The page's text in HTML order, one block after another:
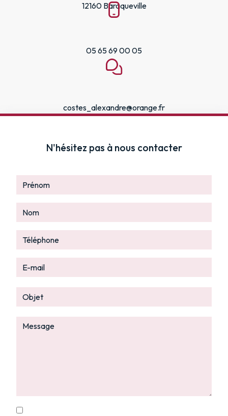
12160 Baraqueville
05 65 69 00 05
costes_alexandre@orange.fr
N'hésitez pas à nous contacter